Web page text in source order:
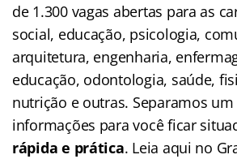
de 1.300 vagas abertas para as
social, educação, psicologia,
arquitetura, engenharia,
educação, odontologia, saúde,
nutrição e outras. Separamos
informações para você ficar
rápida e prática. Leia aqui no